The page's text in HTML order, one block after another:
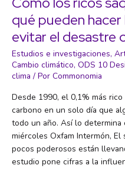
qué pueden
evitar el desastre
Estudios e investigaciones,
Cambio climático, ODS 10
clima / Por Commonomia
Desde 1990, el 0,1% más
carbono en un solo día que
todo un año. Así lo
miércoles Oxfam Intermón, El
pocos poderosos están
estudio pone cifras a la